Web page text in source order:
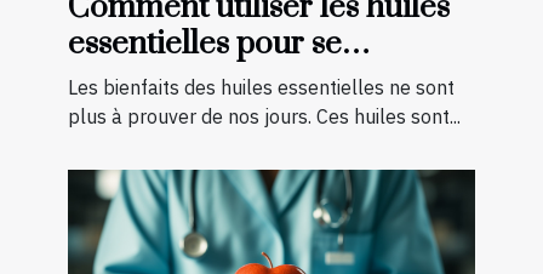
Comment utiliser les huiles
essentielles pour se
soigner ?
Les bienfaits des huiles essentielles ne sont
plus à prouver de nos jours. Ces huiles sont...